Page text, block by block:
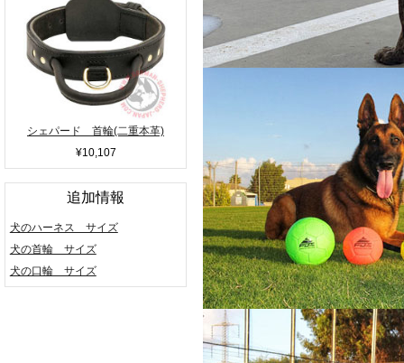
シェパード 首輪(二重本革)
¥10,107
追加情報
犬のハーネス サイズ
犬の首輪 サイズ
犬の口輪 サイズ